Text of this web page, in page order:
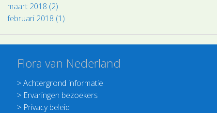
maart 2018 (2)
februari 2018 (1)
Flora van Nederland
>Achtergrond informatie
> Ervaringen bezoekers
> Privacy beleid